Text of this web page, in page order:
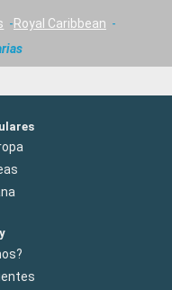
Royal Caribbean